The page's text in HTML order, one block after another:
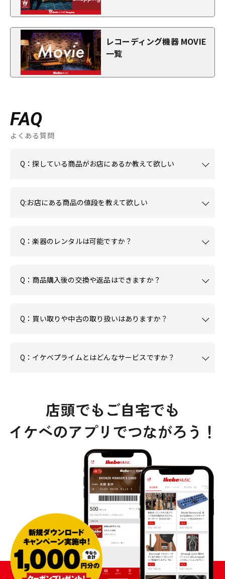
レコーディング機器 MOVIE
一覧
FAQ
よくある質問
Q：探している商品がお店にあるか教えて欲しい
Q:お店にある商品の値段を教えて欲しい
Q：楽器のレンタルは可能ですか？
Q：商品購入後の交換や返品はできますか？
Q：買い取りや中古の取り扱いはありますか？
Q：イケベプライムとはどんなサービスですか？